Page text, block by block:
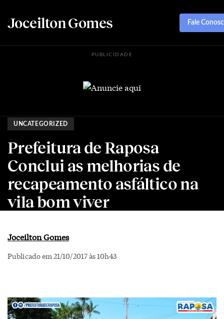
Joceilton Gomes Fale
PUBLICIDADE
UNCATEGORIZED
Prefeitura de Raposa
Conclui as melhorias de
recapeamento asfáltico na
vila bom viver
Joceilton Gomes
Publicado em 21/10/2017 às 10h43